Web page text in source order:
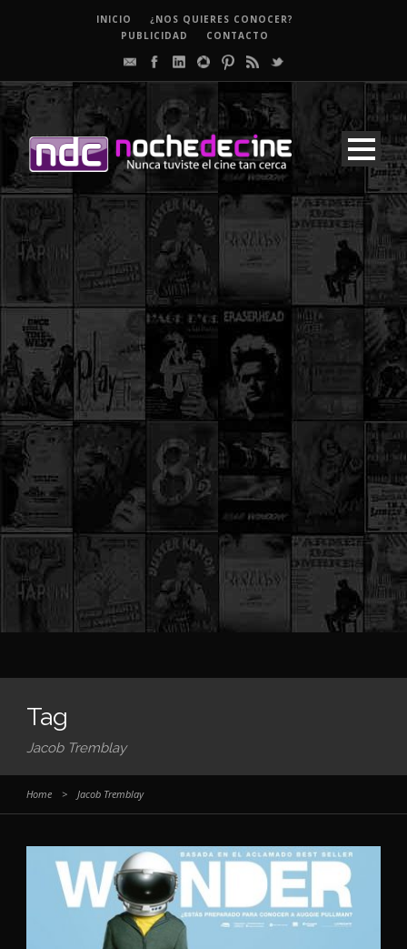
INICIO
¿NOS QUIERES CONOCER?
PUBLICIDAD
CONTACTO
Tag
Jacob Tremblay
Home > Jacob Tremblay